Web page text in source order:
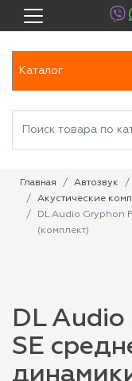
Каталог
Главная Автозвук
Акустические
DL Audio Gryphon
(комплект)
DL
SE